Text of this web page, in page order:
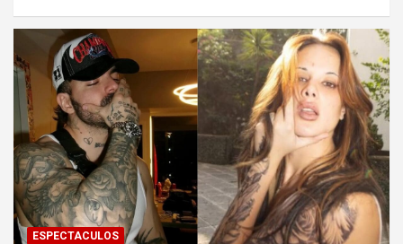
ESPECTACULOS